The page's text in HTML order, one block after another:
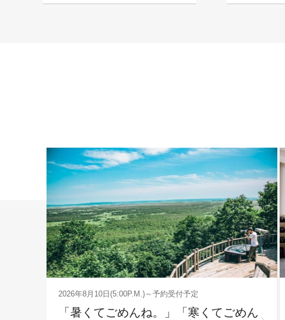
2026年8月10日(5:00P.M.)～予約受付予定
「暑くてごめんね。」「寒くてごめん